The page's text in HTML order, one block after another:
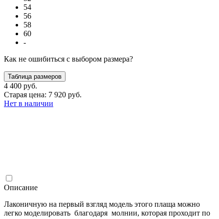
54
56
58
60
-
Как не ошибиться с выбором размера?
Таблица размеров
4 400 руб.
Старая цена: 7 920 руб.
Нет в наличии
Описание
Лаконичную на первый взгляд модель этого плаща можно
легко моделировать благодаря молнии, которая проходит по